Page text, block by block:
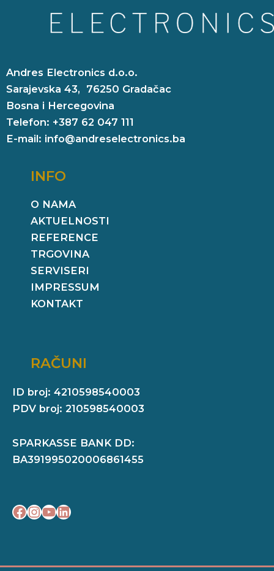
Andres Electronics d.o.o.
Sarajevska 43, 76250 Gradačac
Bosna i Hercegovina
Telefon: +387 62 047 111
E-mail: info@andreselectronics.ba
INFO
O NAMA
AKTUELNOSTI
REFERENCE
TRGOVINA
SERVISERI
IMPRESSUM
KONTAKT
RAČUNI
ID broj: 4210598540003
PDV broj: 210598540003
SPARKASSE BANK DD:
BA391995020006861455
Facebook
Instagram
YouTube
LinkedIn